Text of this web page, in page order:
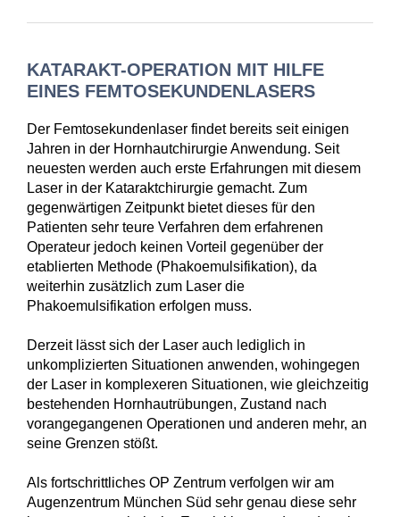
KATARAKT-OPERATION MIT HILFE
EINES FEMTOSEKUNDENLASERS
Der Femtosekundenlaser findet bereits seit einigen
Jahren in der Hornhautchirurgie Anwendung. Seit
neuesten werden auch erste Erfahrungen mit diesem
Laser in der Kataraktchirurgie gemacht. Zum
gegenwärtigen Zeitpunkt bietet dieses für den
Patienten sehr teure Verfahren dem erfahrenen
Operateur jedoch keinen Vorteil gegenüber der
etablierten Methode (Phakoemulsifikation), da
weiterhin zusätzlich zum Laser die
Phakoemulsifikation erfolgen muss.
Derzeit lässt sich der Laser auch lediglich in
unkomplizierten Situationen anwenden, wohingegen
der Laser in komplexeren Situationen, wie gleichzeitig
bestehenden Hornhautrübungen, Zustand nach
vorangegangenen Operationen und anderen mehr, an
seine Grenzen stößt.
Als fortschrittliches OP Zentrum verfolgen wir am
Augenzentrum München Süd sehr genau diese sehr